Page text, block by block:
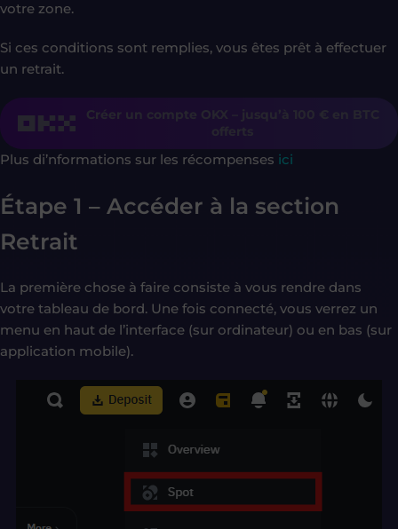
votre zone.
Si ces conditions sont remplies, vous êtes prêt à effectuer
un retrait.
Créer un compte OKX – jusqu’à 100 € en BTC
offerts
Plus di’nformations sur les récompenses ici
Étape 1 – Accéder à la section
Retrait
La première chose à faire consiste à vous rendre dans
votre tableau de bord. Une fois connecté, vous verrez un
menu en haut de l’interface (sur ordinateur) ou en bas (sur
application mobile).